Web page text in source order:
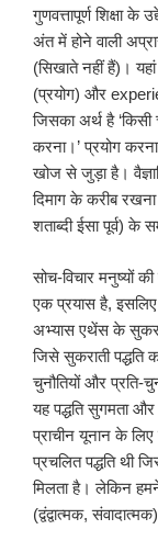
गुणवत्तापूर्ण शिक्षा
अंत में होने वाली
(सिखाते नहीं हैं)।
(प्रयोग) और
जिसका अर्थ है
करना।’ प्रयोग
खोज से जुड़ा है।
दिमाग के करीब
शताब्दी ईसा पूर्व) के
सोच-विचार मनुष्यों
एक प्रयास है,
अभ्यास एथेंस के सुकरात
जिसे सुकराती पद्धति
चुनौतियों और प्रति-
यह पद्धति सुगमता और
प्राचीन यूनान के लिए
प्रचलित पद्धति थी
मिलता है। लेकिन
(द्वंद्वात्मक,